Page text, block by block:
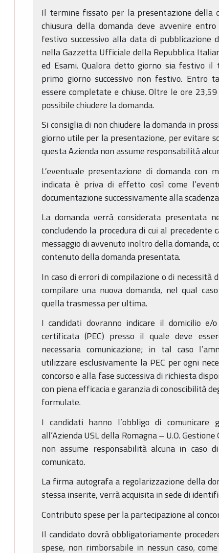
Il termine fissato per la presentazione della
chiusura della domanda deve avvenire
festivo successivo alla data di pubblicazione
nella Gazzetta Ufficiale della Repubblica
ed Esami. Qualora detto giorno sia festivo
primo giorno successivo non festivo. Entro
essere completate e chiuse. Oltre le ore
possibile chiudere la domanda.
Si consiglia di non chiudere la domanda in
giorno utile per la presentazione, per evitare
questa Azienda non assume responsabilità
L’eventuale presentazione di domanda con
indicata è priva di effetto così come
documentazione successivamente alla
La domanda verrà considerata presentata
concludendo la procedura di cui al precedente
messaggio di avvenuto inoltro della domanda,
contenuto della domanda presentata.
In caso di errori di compilazione o di necessità
compilare una nuova domanda, nel qual
quella trasmessa per ultima.
I candidati dovranno indicare il domicilio e/
certificata (PEC) presso il quale deve
necessaria comunicazione; in tal caso
utilizzare esclusivamente la PEC per ogni
concorso e alla fase successiva di richiesta
con piena efficacia e garanzia di conoscibilità
formulate.
I candidati hanno l’obbligo di
all’Azienda USL della Romagna – U.O.
non assume responsabilità alcuna in caso
comunicato.
La firma autografa a regolarizzazione della
stessa inserite, verrà acquisita in sede di
Contributo spese per la partecipazione al
Il candidato dovrà obbligatoriamente
spese, non rimborsabile in nessun caso,